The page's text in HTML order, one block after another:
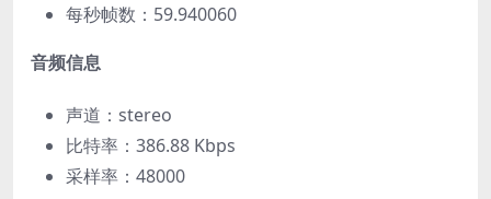
每秒帧数：59.940060
音频信息
声道：stereo
比特率：386.88 Kbps
采样率：48000